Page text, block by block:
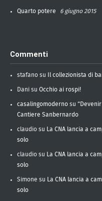
Quarto potere 6 giugno 2015
Commenti
stafano su Il collezionista di
Dani su Occhio ai rospi!
casalingomoderno su
Cantiere Sanbernardo
claudio su
La CNA lancia a
solo
claudio su
La CNA lancia a
solo
Simone su
La CNA lancia a
solo